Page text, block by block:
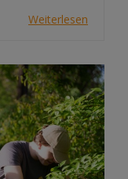
Weiterlesen